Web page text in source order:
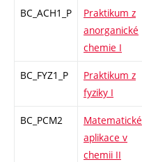
BC_ACH1_P
Praktikum z
anorganické
chemie I
BC_FYZ1_P
Praktikum z
fyziky I
BC_PCM2
Matematické
aplikace v
chemii II